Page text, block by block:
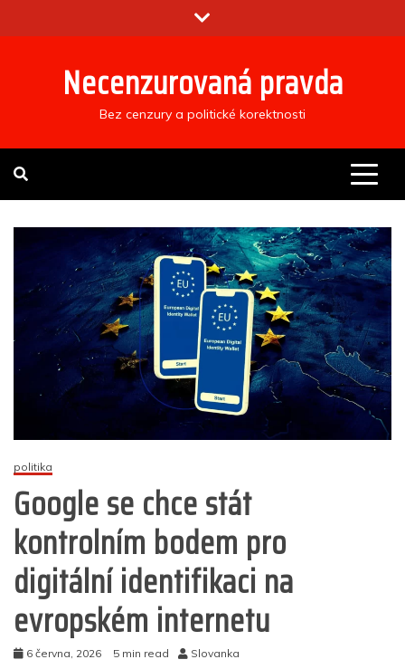
to
Necenzurovaná pravda
Bez cenzury a politické korektnosti
politika
Google se chce stát
kontrolním bodem pro
digitální identifikaci na
evropském internetu
6 června, 2026 5 min read Slovanka